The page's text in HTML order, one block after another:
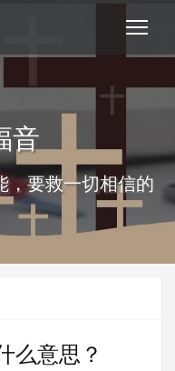
音
，要救一切相信的
么意思？